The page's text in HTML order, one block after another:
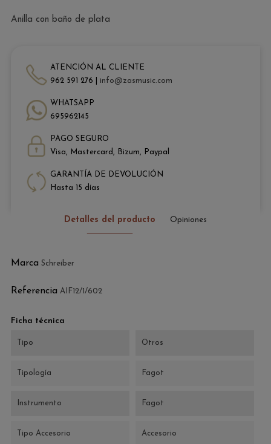
Anilla con baño de plata
ATENCIÓN AL CLIENTE
962 591 276 | info@zasmusic.com
WHATSAPP
695962145
PAGO SEGURO
Visa, Mastercard, Bizum, Paypal
GARANTÍA DE DEVOLUCIÓN
Hasta 15 días
Detalles del producto Opiniones
Marca Schreiber
Referencia AIF12/1/602
Ficha técnica
Tipo Otros
Tipología Fagot
Instrumento Fagot
Tipo Accesorio Accesorio